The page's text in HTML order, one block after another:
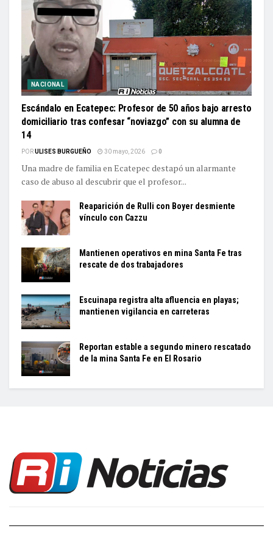
NACIONAL
Escándalo en Ecatepec: Profesor de 50 años bajo arresto
domiciliario tras confesar “noviazgo” con su alumna de
14
PORULISES BURGUEÑO 30 mayo, 2026 0
Una madre de familia en Ecatepec destapó un alarmante
caso de abuso al descubrir que el profesor...
Reaparición de Rulli con Boyer desmiente
vínculo con Cazzu
Mantienen operativos en mina Santa Fe tras
rescate de dos trabajadores
Escuinapa registra alta afluencia en playas;
mantienen vigilancia en carreteras
Reportan estable a segundo minero rescatado
de la mina Santa Fe en El Rosario